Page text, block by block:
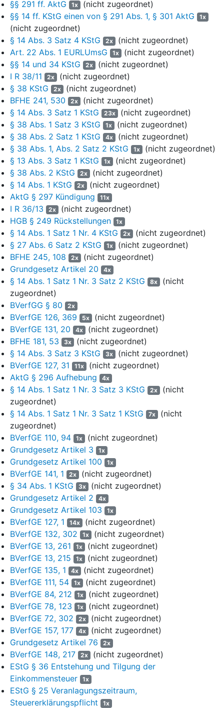
Unternehmen dem Organträger zugerechnet und allein bei
diesem besteuert.
3
a) Die Voraussetzungen für die Einkommenszurechnung
sind in
§ 14 KStGgeregelt. Für die Begründung einer
körperschaftsteuerrechtlichen Organschaft ist danach
insbesondere der Abschluss eines wirksamen
Gewinnabführungsvertrags im Sinne des
erforderlich, der auch als Ergebnisabführungsvertrag bezeichnet
wird. Organgesellschaften können nach§ 14 Abs. 1 Satz 1
KStG unter anderem Aktiengesellschaften und
Kommanditgesellschaften auf Aktien, aber auch andere
Kapitalgesellschaften sein (§ 17 Abs. 1 KStG). Dem Organträger
muss kraft seiner Beteiligung an der Organgesellschaft die
Mehrheit der Stimmrechte zustehen (§ 14 Abs. 1 Satz 1 Nr. 1
KStG ).
4
Der Gewinnabführungsvertrag muss auf mindestens fünf
Jahre abgeschlossen und während seiner gesamten
Geltungsdauer tatsächlich durchgeführt werden. Eine vorzeitige
Kündigung ist nur dann unschädlich, wenn ein wichtiger Grund
die Kündigung rechtfertigt; andernfalls wird das
Organschaftsverhältnis von Anfang an steuerrechtlich nicht
anerkannt. Liegt ein wichtiger Grund vor oder erfolgt die
Kündigung nach Ende der fünfjährigen Mindestlaufzeit, wirken
eine Kündigung oder eine Aufhebung, die auf einen Zeitpunkt
während des Wirtschaftsjahres der Organgesellschaft
ausgesprochen wird, steuerlich auf den Beginn dieses
Wirtschaftsjahres zurück (
handelsrechtliche Gewinnabführungspflicht der abhängigen
Gesellschaft sowie eine etwaige Verlustausgleichspflicht des
herrschenden Unternehmens bleiben davon unberührt und
bestehen bis zur zivilrechtlichen Beendigung des
Ergebnisabführungsvertrags fort.
5
b) Der handelsrechtlich an den Organträger abzuführende
Gewinn (bzw. der nach
§ 302 AktG auszugleichende Verlust)
ist nicht gleichbedeutend mit dem dem Organträger gemäß
Abs. 1 Satz 1 KStG steuerlich zuzurechnenden Einkommen der
Organgesellschaft, welches auf der Grundlage des
Steuerbilanzgewinns ermittelt wird. Zu unterschiedlichen
Ansätzen in der Handels- und Steuerbilanz führen bei den
Aktivposten etwa eine unterschiedliche Abschreibungsdauer, die
voneinander abweichende Aktivierung von Anschaffungs- oder
Herstellungskosten oder Bewertungsdifferenzen bei
Passivposten. Bleibt der handelsrechtlich abgeführte Gewinn
hinter dem Steuerbilanzgewinn zurück, liegt eine sogenannte
Minderabführung vor, geht er über den Steuerbilanzgewinn
hinaus, eine sogenannte Mehrabführung. Üblicherweise gleichen
sich die Unterschiede im Bilanzansatz mit der Zeit wieder aus.
Wird während der Phase der unterschiedlichen Bilanzansätze
eine Organschaft begründet, kommt es zu Mehr- oder
Minderabführungen, die ihre Ursache in vororganschaftlicher
Zeit haben (sog. vororganschaftliche Mehr- oder
Minderabführungen).
6
2. Zu vororganschaftlichen Mehrabführungen kommt es
insbesondere bei ehemals gemeinnützigen
Wohnungsunternehmen, die bis Ende des Jahres 1990 durch
5 Abs. 1 Nr. 10 KStGin der Fassung der Bekanntmachung des
Körperschaftsteuergesetzes vom 10. Februar 1984 (BGBl I S.
217) steuerbefreit waren. Infolge des Wegfalls der
Steuerbefreiung durch das Steuerreformgesetz 1990 vom 25.
Juli 1988 (BGBl I S. 1093) mussten diese
Wohnungsunternehmen ihre Wohnungsbestände in der
§§ 291 ff. AktG 1x (nicht zugeordnet)
§§ 14 ff. KStG einen von § 291 Abs. 1, § 301 AktG
1x
(nicht zugeordnet)
§ 14 Abs. 3 Satz 4 KStG
2x (nicht zugeordnet)
Art. 22 Abs. 1 EURLUmsG
1x (nicht zugeordnet)
§§ 14 und 34 KStG
2x (nicht zugeordnet)
I R 38/11
2x (nicht zugeordnet)
§ 38 KStG
2x (nicht zugeordnet)
BFHE 241, 530
2x (nicht zugeordnet)
§ 14 Abs. 3 Satz 1 KStG
23x (nicht zugeordnet)
§ 38 Abs. 1 Satz 3 KStG
1x (nicht zugeordnet)
§ 38 Abs. 2 Satz 1 KStG
4x (nicht zugeordnet)
§ 38 Abs. 1, Abs. 2 Satz 2 KStG
1x (nicht zugeordnet)
§ 13 Abs. 3 Satz 1 KStG
1x (nicht zugeordnet)
§ 38 Abs. 2 KStG
2x (nicht zugeordnet)
§ 14 Abs. 1 KStG
2x (nicht zugeordnet)
AktG § 297 Kündigung
11x
I R 36/13 2x (nicht zugeordnet)
HGB § 249 Rückstellungen
1x
§ 14 Abs. 1 Satz 1 Nr. 4 KStG 2x (nicht zugeordnet)
§ 27 Abs. 6 Satz 2 KStG
1x (nicht zugeordnet)
BFHE 245, 108
2x (nicht zugeordnet)
Grundgesetz Artikel 20
4x
§ 14 Abs. 1 Satz 1 Nr. 3 Satz 2 KStG 8x (nicht
zugeordnet)
BVerfGG § 80
2x
BVerfGE 126, 369 5x (nicht zugeordnet)
BVerfGE 131, 20
4x (nicht zugeordnet)
BFHE 181, 53
3x (nicht zugeordnet)
§ 14 Abs. 3 Satz 3 KStG
3x (nicht zugeordnet)
BVerfGE 127, 31
11x (nicht zugeordnet)
AktG § 296 Aufhebung
4x
§ 14 Abs. 1 Satz 1 Nr. 3 Satz 3 KStG 2x (nicht
zugeordnet)
§ 14 Abs. 1 Satz 1 Nr. 3 Satz 1 KStG
7x (nicht
zugeordnet)
BVerfGE 110, 94
1x (nicht zugeordnet)
Grundgesetz Artikel 3
1x
Grundgesetz Artikel 100 1x
BVerfGE 141, 1 2x (nicht zugeordnet)
§ 34 Abs. 1 KStG
3x (nicht zugeordnet)
Grundgesetz Artikel 2
4x
Grundgesetz Artikel 103 1x
BVerfGE 127, 1 14x (nicht zugeordnet)
BVerfGE 132, 302
1x (nicht zugeordnet)
BVerfGE 13, 261
1x (nicht zugeordnet)
BVerfGE 13, 215
1x (nicht zugeordnet)
BVerfGE 135, 1
4x (nicht zugeordnet)
BVerfGE 111, 54
1x (nicht zugeordnet)
BVerfGE 84, 212
1x (nicht zugeordnet)
BVerfGE 78, 123
1x (nicht zugeordnet)
BVerfGE 72, 302
2x (nicht zugeordnet)
BVerfGE 157, 177
4x (nicht zugeordnet)
Grundgesetz Artikel 76
2x
BVerfGE 148, 217 2x (nicht zugeordnet)
EStG § 36 Entstehung und Tilgung der
Einkommensteuer
1x
EStG § 25 Veranlagungszeitraum,
Steuererklärungspflicht
1x